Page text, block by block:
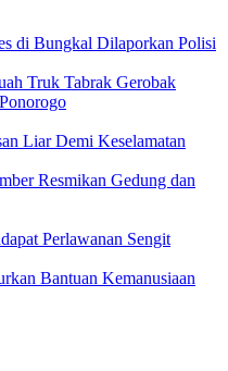
di Bungkal Dilaporkan Polisi
Truk Tabrak Gerobak
Liar Demi Keselamatan
Resmikan Gedung dan
Perlawanan Sengit
Bantuan Kemanusiaan